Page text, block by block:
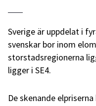
Sverige är uppdelat i
svenskar bor inom
storstadsregionerna
ligger i SE4.
De skenande